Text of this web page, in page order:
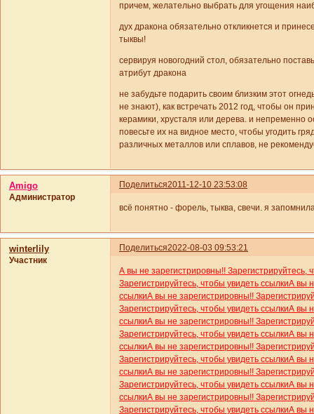
причем, желательно выбрать для угощения
дух дракона обязательно откликнется и
тыквы!
сервируя новогодний стол, обязательно
атрибут дракона
не забудьте подарить своим близким этот
не знают), как встречать 2012 год, чтобы он
керамики, хрусталя или дерева. и непременно
повесьте их на видное место, чтобы угодить
различных металлов или сплавов, не
Поделиться2011-12-10 23:53:08
Amigo
Администратор
всё понятно - форель, тыква, свечи. я
Поделиться2022-08-03 09:53:21
winterlily
Участник
А вы не зарегистрировны!! Зарегистрируйтесь,
Зарегистрируйтесь, чтобы увидеть ссылкиА вы
ссылкиА вы не зарегистрировны!!
Зарегистрируйтесь, чтобы увидеть ссылкиА вы
ссылкиА вы не зарегистрировны!!
Зарегистрируйтесь, чтобы увидеть ссылкиА вы
ссылкиА вы не зарегистрировны!!
Зарегистрируйтесь, чтобы увидеть ссылкиА вы
ссылкиА вы не зарегистрировны!!
Зарегистрируйтесь, чтобы увидеть ссылкиА вы
ссылкиА вы не зарегистрировны!!
Зарегистрируйтесь, чтобы увидеть ссылкиА вы